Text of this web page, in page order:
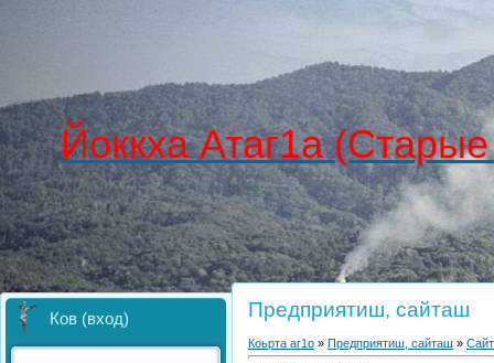
Йоккха Атаг1а
Ков (вход) Предприятиш, сайташ
Коьрта аг1о » Предприятиш, сайташ »